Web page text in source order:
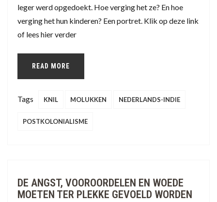
leger werd opgedoekt. Hoe verging het ze? En hoe
verging het hun kinderen? Een portret. Klik op deze link
of lees hier verder
READ MORE
Tags KNIL MOLUKKEN NEDERLANDS-INDIE
POSTKOLONIALISME
DE ANGST, VOOROORDELEN EN WOEDE
MOETEN TER PLEKKE GEVOELD WORDEN